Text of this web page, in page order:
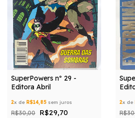
SuperPowers nº 29 -
Editora Abril
2x de R$14,85 sem juros
R$30,00 R$29,70
2x de